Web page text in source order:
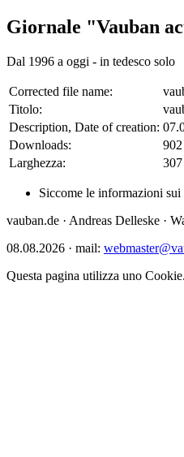
Giornale "Vauban
Dal 1996 a oggi - in tedesco solo
Corrected file name:
Titolo:
Description, Date of creation:
Downloads:
902
Larghezza:
Siccome le informazioni
vauban.de · Andreas Delleske ·
08.08.2026 · mail:
Questa pagina utilizza uno